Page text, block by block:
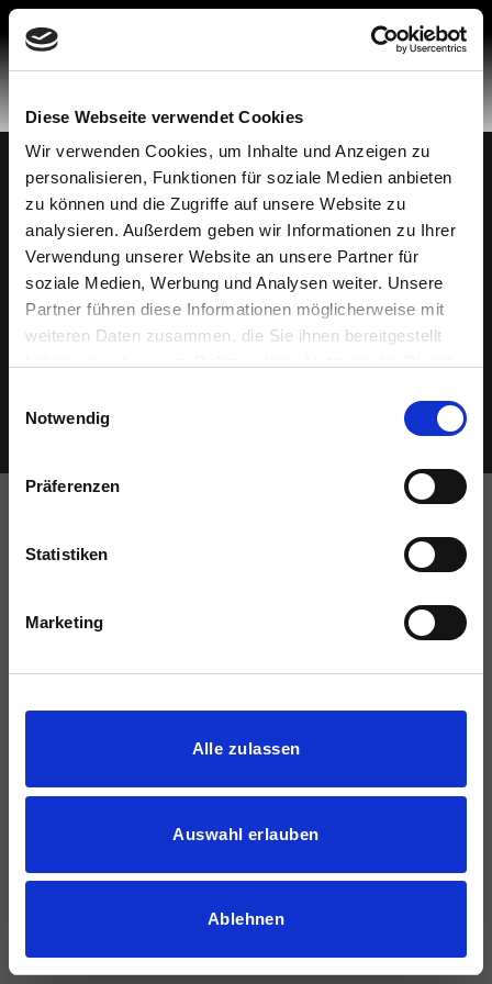
Diese Webseite verwendet Cookies
Wir verwenden Cookies, um Inhalte und Anzeigen zu
personalisieren, Funktionen für soziale Medien anbieten
zu können und die Zugriffe auf unsere Website zu
analysieren. Außerdem geben wir Informationen zu Ihrer
Verwendung unserer Website an unsere Partner für
soziale Medien, Werbung und Analysen weiter. Unsere
Partner führen diese Informationen möglicherweise mit
weiteren Daten zusammen, die Sie ihnen bereitgestellt
Notwendig
Präferenzen
Statistiken
Marketing
Details zeigen
Alle zulassen
Auswahl erlauben
Ablehnen
Skip
content
Made in Spain© 2026 Mobiliario Auxiliar de Diseño, S.L.
Datenschutzbestimmungen
Politik der Cookies
Rechtlicher Hinweis
Hotline für Beschwerden
Ethischer Kodex